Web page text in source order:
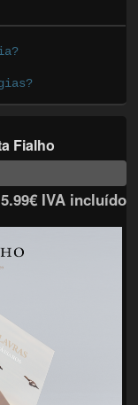
Fialho
5.99€IVA incluído